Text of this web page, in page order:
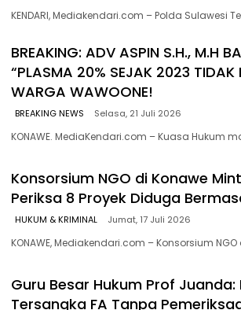
KENDARI, Mediakendari.com – Polda
BREAKING: ADV ASPIN S.H., M.H
“PLASMA 20% SEJAK 2023 TIDAK
WARGA WAWOONE!
BREAKING NEWS Selasa, 21 Juli 2026
KONAWE. MediaKendari.com – Kuasa Hukum
Konsorsium NGO di Konawe
Periksa 8 Proyek Diduga
HUKUM & KRIMINAL Jumat, 17 Juli 2026
‎KONAWE, Mediakendari.com – Konsorsium
Guru Besar Hukum Prof
Tersangka FA Tanpa